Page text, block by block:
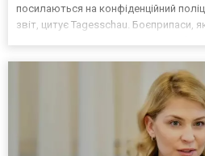
посилаються на конфіденційний
звіт, цитує Tagesschau. Боєприпаси,